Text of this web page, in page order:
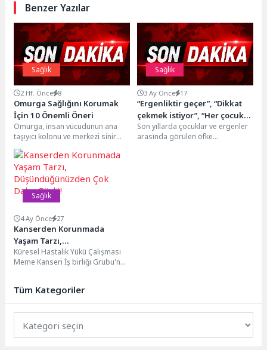
Benzer Yazılar
Sağlık
2 Hf. Önce 8
Omurga Sağlığını Korumak
İçin 10 Önemli Öneri
Omurga, insan vücudunun ana
taşıyıcı kolonu ve merkezi sinir
sisteminin koruyucu kalkanı
olarak tanımlanıyor. Kemikler...
Sağlık
3 Ay Önce 17
“Ergenliktir geçer”, “Dikkat
çekmek istiyor”, “Her çocukta
olur” demeyin!
Son yıllarda çocuklar ve ergenler
arasında görülen öfke
Sağlık
4 Ay Önce 27
Kanserden Korunmada
Yaşam Tarzı,
Düşündüğünüzden Çok Daha
Güçlü!
Küresel Hastalık Yükü Çalışması
Meme Kanseri İş birliği Grubu'nun
Tüm Kategoriler